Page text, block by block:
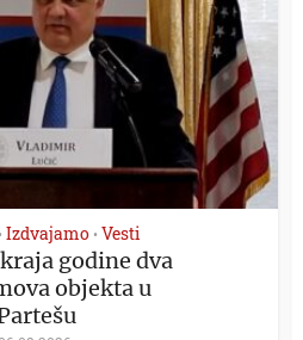
• Izdvajamo • Vesti
godine dva
objekta u